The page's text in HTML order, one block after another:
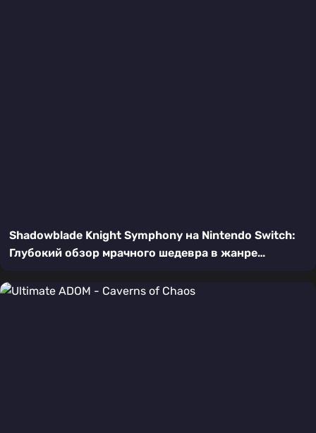
Shadowblade Knight Symphony на Nintendo Switch:
Глубокий обзор мрачного шедевра в жанре